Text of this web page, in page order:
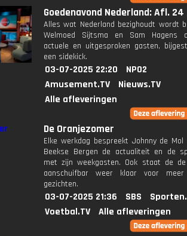
Goedenavond Nederland: Afl. 24
Alles wat Nederland bezighoudt wordt
Welmoed Sijtsma en Sam Hagens
actuele en uitgesproken gasten,
een sidekick.
03-07-2025 22:20
NPO2
Amusement.TV
Nieuws.TV
Alle afleveringen
De Oranjezomer
Elke werkdag bespreekt Johnny de
Beekse Bergen de actualiteit en de
met zijn weekgasten. Ook staat de de
aanschuifbar weer klaar voor meer
gezichten.
03-07-2025 21:36 SBS
Voetbal.TV
Alle afleveringen